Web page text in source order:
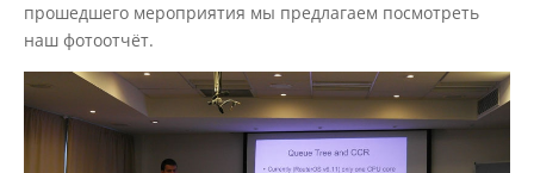
прошедшего мероприятия мы предлагаем посмотреть
наш фотоотчёт.